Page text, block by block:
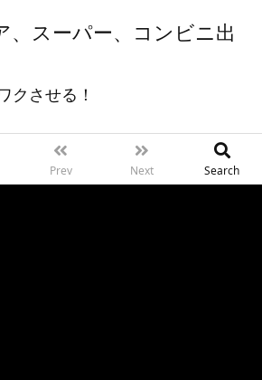
、スーパー、コンビニ出
クさせる！
Prev Next Search